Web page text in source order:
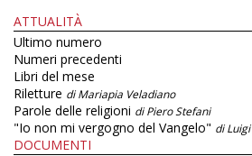
ATTUALITÀ
Ultimo numero
Numeri precedenti
Libri del mese
Riletture di Mariapia Veladiano
Parole delle religioni di Piero Stefani
"Io non mi vergogno del Vangelo" di
DOCUMENTI